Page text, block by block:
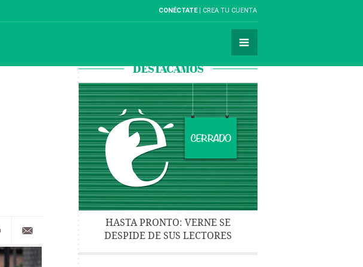
CONÉCTATE CREA TU CUENTA
DESTACAMOS
HASTA PRONTO: VERNE SE
DESPIDE DE SUS LECTORES